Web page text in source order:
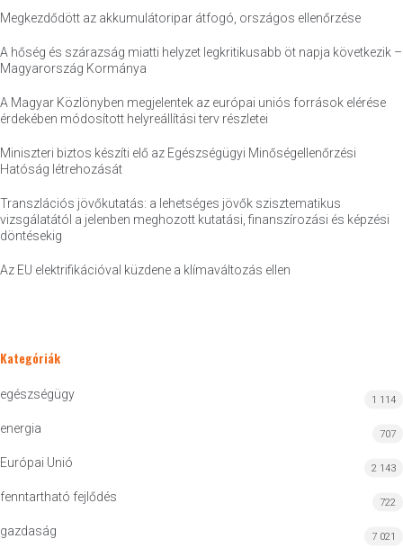
Megkezdődött az akkumulátoripar átfogó, országos ellenőrzése
A hőség és szárazság miatti helyzet legkritikusabb öt napja következik –
Magyarország Kormánya
A Magyar Közlönyben megjelentek az európai uniós források elérése
érdekében módosított helyreállítási terv részletei
Miniszteri biztos készíti elő az Egészségügyi Minőségellenőrzési
Hatóság létrehozását
Transzlációs jövőkutatás: a lehetséges jövők szisztematikus
vizsgálatától a jelenben meghozott kutatási, finanszírozási és képzési
döntésekig
Az EU elektrifikációval küzdene a klímaváltozás ellen
Kategóriák
egészségügy 1 114
energia 707
Európai Unió 2 143
fenntartható fejlődés 722
gazdaság 7 021